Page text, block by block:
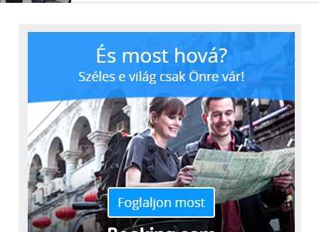
ezüstérem után az autonóm versenyszámban is
felállhattak a dobogó legfelső fokára.
A Széchenyi István Egyetem csapata hosszú évek
munkájával jutott el a csúcsra, hiszen a napelemes
osztály megszűnése után 2013 óta versenyeznek
városi kisautó (urban concept) kategóriában. Merre
tovább? – vetődhet fel a kérdés. Krecz Dávid
kijelentette, magasan van a léc, ezért idén sem adják
alább a győzelemnél: a cél a címvédés mindkét
kategóriában, az energiahatékonysági versenyben
megfejelve ezt – saját egyéni legjobbjukat